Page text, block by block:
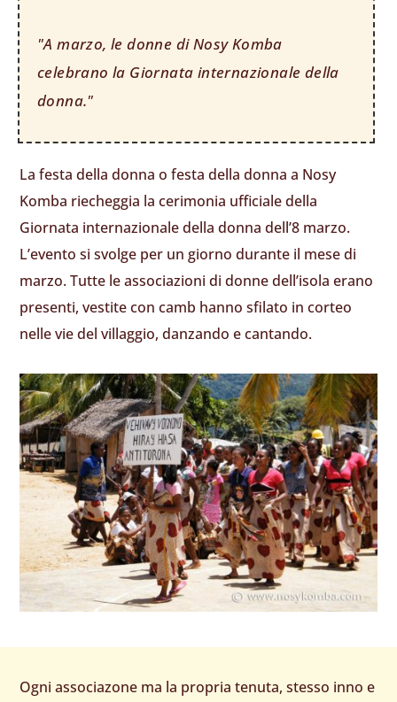
"A marzo, le donne di Nosy Komba
celebrano la Giornata internazionale della
donna."
La festa della donna o festa della donna a Nosy
Komba riecheggia la cerimonia ufficiale della
Giornata internazionale della donna dell’8 marzo.
L’evento si svolge per un giorno durante il mese di
marzo. Tutte le associazioni di donne dell’isola erano
presenti, vestite con camb hanno sfilato in corteo
nelle vie del villaggio, danzando e cantando.
Ogni associazone ma la propria tenuta, stesso inno e